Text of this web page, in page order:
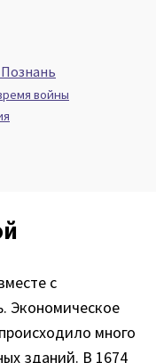
войны
с
Экономическое
много
зданий. В 1674